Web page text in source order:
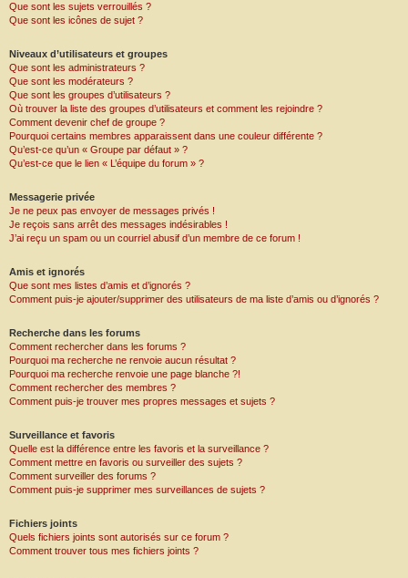
Que sont les sujets verrouillés ?
Que sont les icônes de sujet ?
Niveaux d’utilisateurs et groupes
Que sont les administrateurs ?
Que sont les modérateurs ?
Que sont les groupes d’utilisateurs ?
Où trouver la liste des groupes d’utilisateurs et comment les rejoindre ?
Comment devenir chef de groupe ?
Pourquoi certains membres apparaissent dans une couleur différente ?
Qu’est-ce qu’un « Groupe par défaut » ?
Qu’est-ce que le lien « L’équipe du forum » ?
Messagerie privée
Je ne peux pas envoyer de messages privés !
Je reçois sans arrêt des messages indésirables !
J’ai reçu un spam ou un courriel abusif d’un membre de ce forum !
Amis et ignorés
Que sont mes listes d’amis et d’ignorés ?
Comment puis-je ajouter/supprimer des utilisateurs de ma liste d’amis ou d’ignorés ?
Recherche dans les forums
Comment rechercher dans les forums ?
Pourquoi ma recherche ne renvoie aucun résultat ?
Pourquoi ma recherche renvoie une page blanche ?!
Comment rechercher des membres ?
Comment puis-je trouver mes propres messages et sujets ?
Surveillance et favoris
Quelle est la différence entre les favoris et la surveillance ?
Comment mettre en favoris ou surveiller des sujets ?
Comment surveiller des forums ?
Comment puis-je supprimer mes surveillances de sujets ?
Fichiers joints
Quels fichiers joints sont autorisés sur ce forum ?
Comment trouver tous mes fichiers joints ?